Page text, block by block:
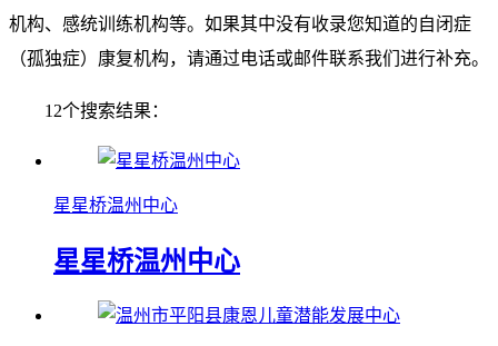
机构、感统训练机构等。如果其中没有收录您知道的自闭症
（孤独症）康复机构，请通过电话或邮件联系我们进行补充。
12个搜索结果：
星星桥温州中心
星星桥温州中心